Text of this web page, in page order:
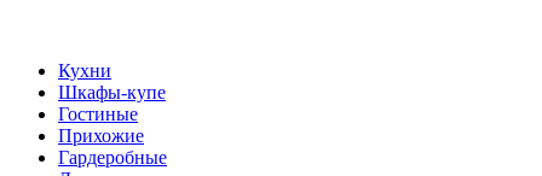
Кухни
Шкафы-купе
Гостиные
Прихожие
Гардеробные